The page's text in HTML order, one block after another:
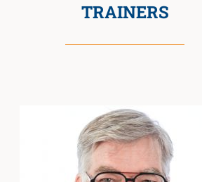
TRAINERS